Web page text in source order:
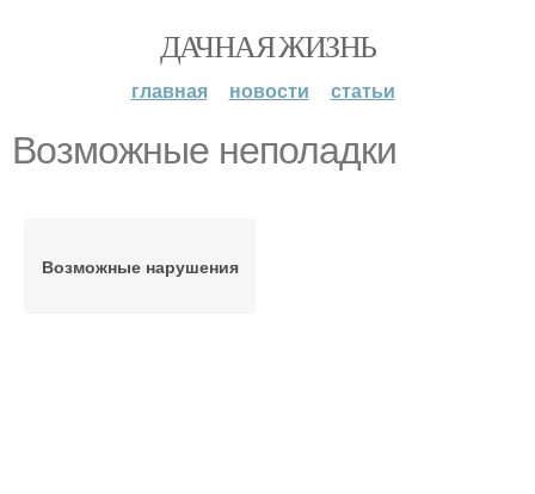
ДАЧНАЯ ЖИЗНЬ
главная новости статьи
Возможные неполадки
Возможные нарушения